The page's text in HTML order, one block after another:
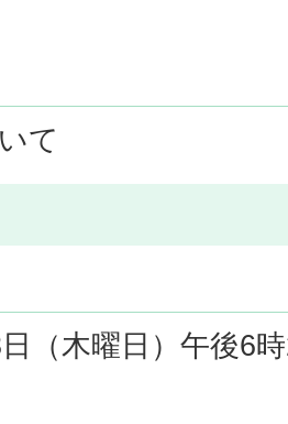
て
（木曜日）午後6